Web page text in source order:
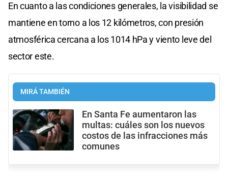
En cuanto a las condiciones generales, la visibilidad se
mantiene en torno a los 12 kilómetros, con presión
atmosférica cercana a los 1014 hPa y viento leve del
sector este.
MIRÁ TAMBIÉN
En Santa Fe aumentaron las
multas: cuáles son los nuevos
costos de las infracciones más
comunes